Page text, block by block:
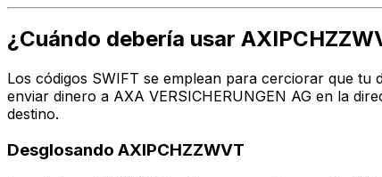
¿Cuándo debería usar
Los códigos SWIFT se emplean para cerciorar que
enviar dinero a AXA VERSICHERUNGEN AG en la
destino.
Desglosando AXIPCHZZWVT